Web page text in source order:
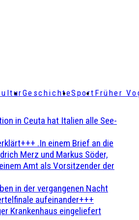
GeschichteSport Früher
in Ceuta hat Italien alle See-
.In einem Brief an die
Merz und Markus Söder,
Amt als Vorsitzender der
in der vergangenen Nacht
aufeinander+++
Krankenhaus eingeliefert